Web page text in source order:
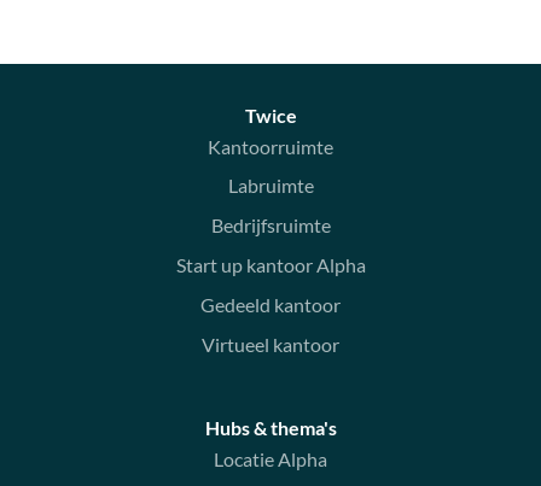
Twice
Kantoorruimte
Labruimte
Bedrijfsruimte
Start up kantoor Alpha
Gedeeld kantoor
Virtueel kantoor
Hubs & thema's
Locatie Alpha